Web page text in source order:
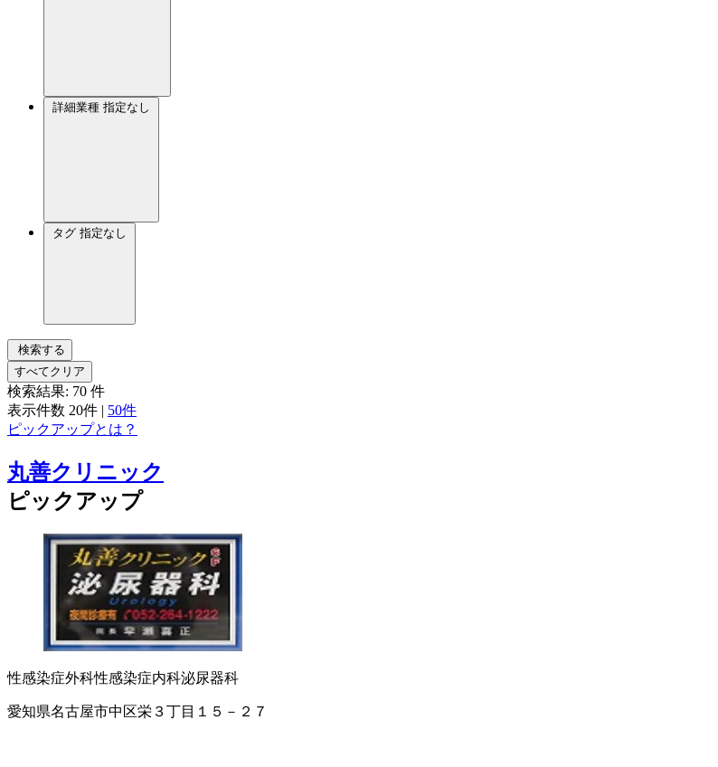
詳細業種 指定なし
タグ 指定なし
検索する
すべてクリア
検索結果: 70 件
表示件数 20件 | 50件
ピックアップとは？
丸善クリニック
ピックアップ
性感染症外科性感染症内科泌尿器科
愛知県名古屋市中区栄３丁目１５－２７